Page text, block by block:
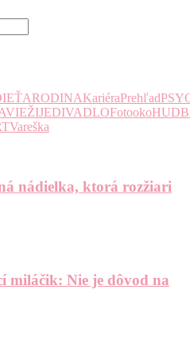
RODINAKariéraPrehľad
ŽIJEDIVADLOFotooko
Vareška
nádielka, ktorá rozžiari
miláčik: Nie je dôvod na